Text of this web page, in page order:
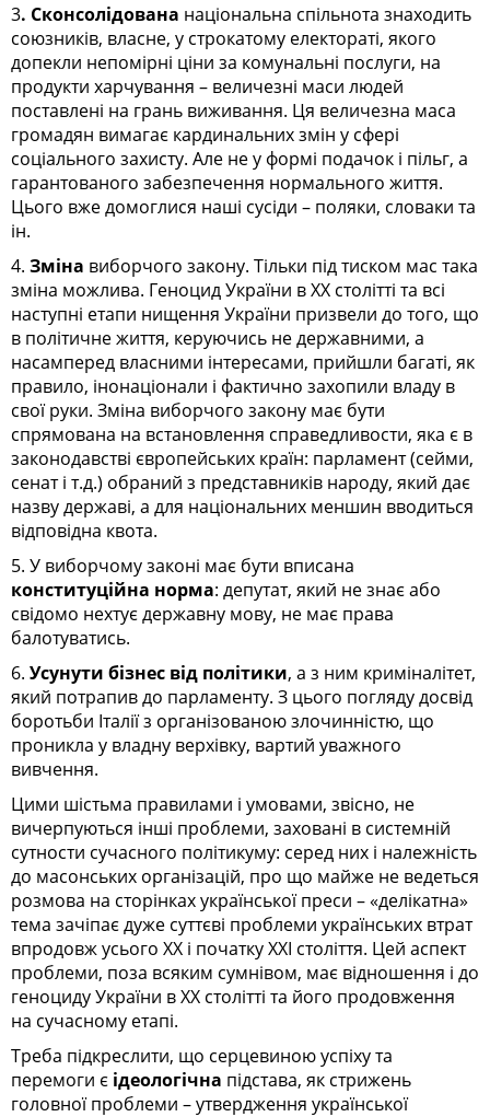
3. Сконсолідована національна спільнота знаходить
союзників, власне, у строкатому електораті, якого
допекли непомірні ціни за комунальні послуги, на
продукти харчування – величезні маси людей
поставлені на грань виживання. Ця величезна маса
громадян вимагає кардинальних змін у сфері
соціального захисту. Але не у формі подачок і пільг, а
гарантованого забезпечення нормального життя.
Цього вже домоглися наші сусіди – поляки, словаки та
ін.
4. Зміна виборчого закону. Тільки під тиском мас така
зміна можлива. Геноцид України в ХХ столітті та всі
наступні етапи нищення України призвели до того, що
в політичне життя, керуючись не державними, а
насамперед власними інтересами, прийшли багаті, як
правило, інонаціонали і фактично захопили владу в
свої руки. Зміна виборчого закону має бути
спрямована на встановлення справедливости, яка є в
законодавстві європейських країн: парламент (сейми,
сенат і т.д.) обраний з представників народу, який дає
назву державі, а для національних меншин вводиться
відповідна квота.
5. У виборчому законі має бути вписана
конституційна норма: депутат, який не знає або
свідомо нехтує державну мову, не має права
балотуватись.
6. Усунути бізнес від політики, а з ним криміналітет,
який потрапив до парламенту. З цього погляду досвід
боротьби Італії з організованою злочинністю, що
проникла у владну верхівку, вартий уважного
вивчення.
Цими шістьма правилами і умовами, звісно, не
вичерпуються інші проблеми, заховані в системній
сутности сучасного політикуму: серед них і належність
до масонських організацій, про що майже не ведеться
розмова на сторінках української преси – «делікатна»
тема зачіпає дуже суттєві проблеми українських втрат
впродовж усього ХХ і початку ХХІ століття. Цей аспект
проблеми, поза всяким сумнівом, має відношення і до
геноциду України в ХХ столітті та його продовження
на сучасному етапі.
Треба підкреслити, що серцевиною успіху та
перемоги є ідеологічна підстава, як стрижень
головної проблеми – утвердження української